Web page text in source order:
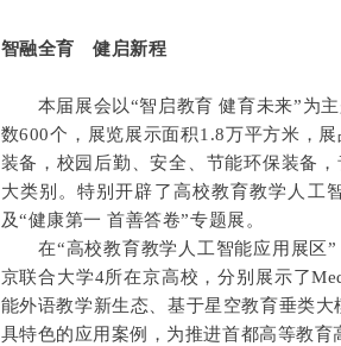
智融全育 健启新程
本届展会以“智启教育 健育未来”为主
数600个，展览展示面积1.8万平方米，
装备，校园后勤、安全、节能环保装备
大类别。特别开辟了高校教育教学人工
及“健康第一 首善答卷”专题展。
在“高校教育教学人工智能应用展区”
京联合大学4所在京高校，分别展示了
能外语教学新生态、基于星空教育垂类
具特色的应用案例，为推进首都高等教